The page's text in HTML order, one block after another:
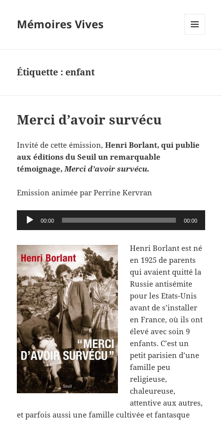
Mémoires Vives
Étiquette :enfant
Merci d’avoir survécu
Invité de cette émission,Henri Borlant, qui publie
aux éditions du Seuil un remarquable
témoignage,Merci d’avoir survécu.
Emission animée par Perrine Kervran
Lecteur
audio
00:00 00:00
Henri Borlant est né
en 1925 de parents
qui avaient quitté la
Russie antisémite
pour les Etats-Unis
avant de s’installer
en France, où ils ont
élevé avec soin 9
enfants. C’est un
petit parisien d’une
famille peu
religieuse,
chaleureuse,
attentive aux autres,
et parfois aussi une famille cultivée et fantasque